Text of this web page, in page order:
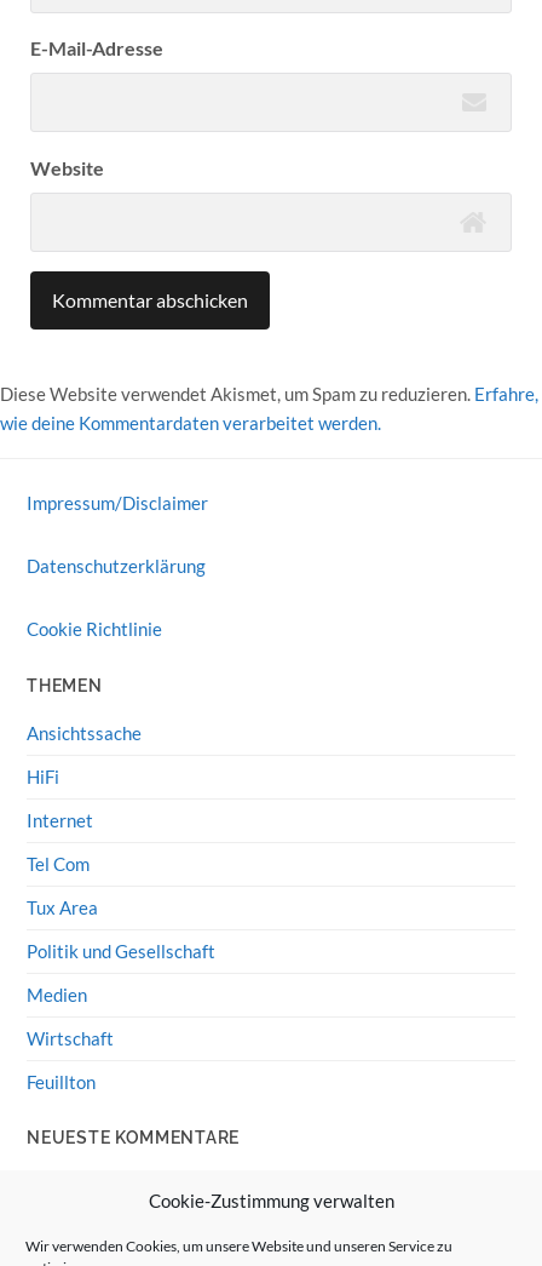
Cookie-Zustimmung verwalten
Wir verwenden Cookies, um unsere Website und unseren Service zu
E-Mail-Adresse
Website
Diese Website verwendet Akismet, um Spam zu reduzieren. Erfahre,
wie deine Kommentardaten verarbeitet werden.
Impressum/Disclaimer
Datenschutzerklärung
Cookie Richtlinie
THEMEN
Ansichtssache
HiFi
Internet
Tel Com
Tux Area
Politik und Gesellschaft
Medien
Wirtschaft
Feuillton
NEUESTE KOMMENTARE